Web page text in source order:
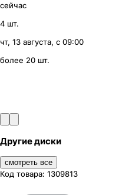
сейчас
4 шт.
чт, 13 августа, с 09:00
более 20 шт.
Другие диски
смотреть все
Код товара: 1309813